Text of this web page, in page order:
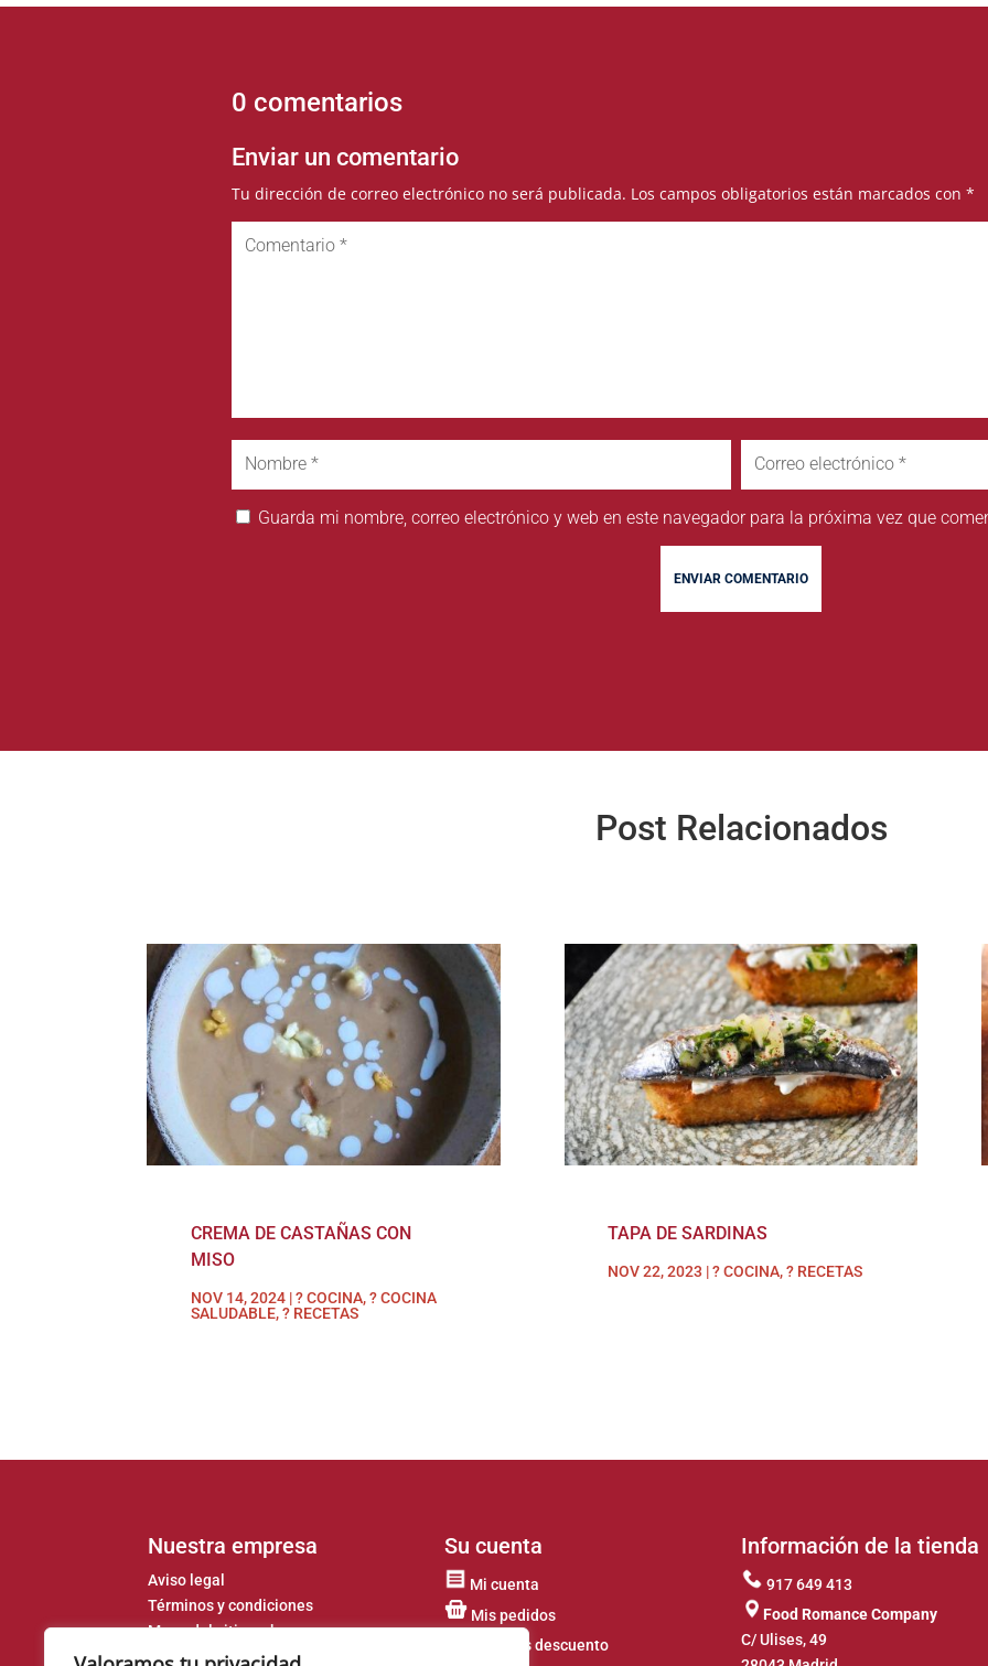
0 comentarios
Enviar un comentario
Tu dirección de correo electrónico no será publicada. Los campos obligatorios están marcados con *
Guarda mi nombre, correo electrónico y web en este navegador para la próxima vez que
ENVIAR COMENTARIO
Post Relacionados
CREMA DE CASTAÑAS CON
MISO
NOV 14, 2024 |? COCINA,? COCINA
SALUDABLE,? RECETAS
TAPA DE SARDINAS
NOV 22, 2023 |? COCINA,? RECETAS
Nuestra empresa
Aviso legal
Términos y condiciones
Mapa del sitio web
Su cuenta
Mi cuenta
Mis pedidos
Cupones descuento
Información de la tienda
917 649 413
Food Romance Company
C/ Ulises, 49